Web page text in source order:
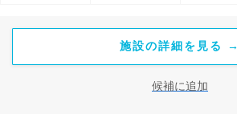
施設の詳細を見る →
候補に追加